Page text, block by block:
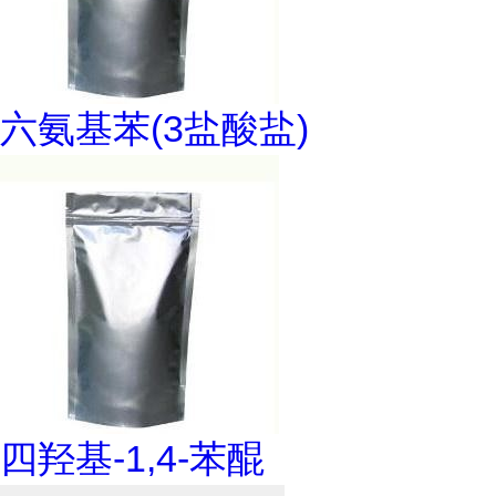
六氨基苯(3盐酸盐)
四羟基-1,4-苯醌